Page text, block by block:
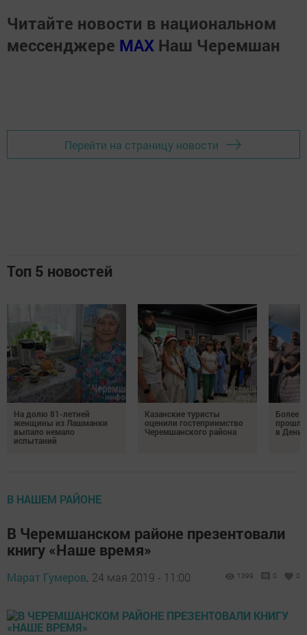
Читайте новости в национальном
мессенджере MАХ Наш Черемшан
Перейти на страницу новости
Топ 5 новостей
На долю 81-летней
женщины из Лашманки
выпало немало
испытаний
Казанские туристы
оценили гостеприимство
Черемшанского района
Более
в День
В НАШЕМ РАЙОНЕ
В Черемшанском районе презентовали
книгу «Наше время»
Марат Гумеров, 24 мая 2019 - 11:00 1399 0 0